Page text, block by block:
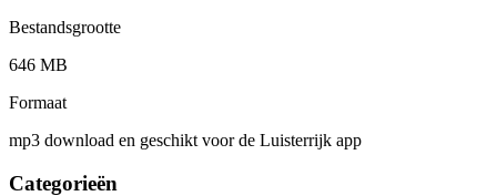
Bestandsgrootte
646 MB
Formaat
mp3 download en geschikt voor de Luisterrijk app
Categorieën